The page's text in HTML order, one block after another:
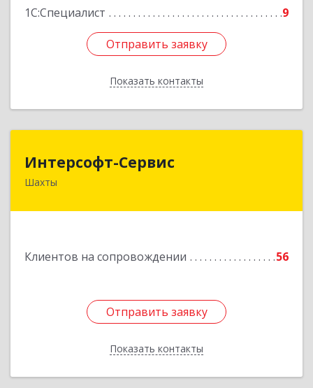
1С:Специалист
9
Отправить заявку
Показать контакты
Отправить заявку
Назад
Интерсофт-Сервис
Шахты
Клиентов на сопровождении 56
Отправить заявку
Показать контакты
346480, Ростовская обл, Шахты г, Советская ул,
Отправить заявку
Назад